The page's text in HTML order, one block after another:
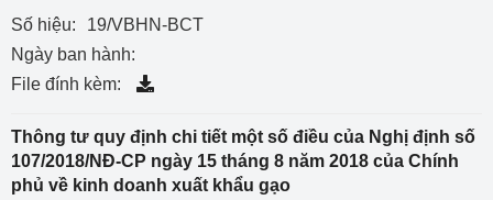
Số hiệu:
19/VBHN-BCT
Ngày ban hành:
File đính kèm:
Thông tư quy định chi tiết một số điều của Nghị định số
107/2018/NĐ-CP ngày 15 tháng 8 năm 2018 của Chính
phủ về kinh doanh xuất khẩu gạo